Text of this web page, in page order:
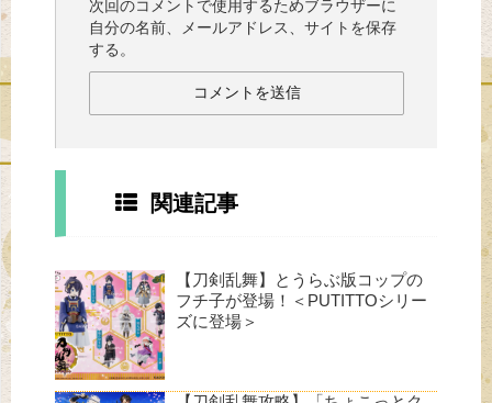
次回のコメントで使用するためブラウザーに
自分の名前、メールアドレス、サイトを保存
する。
関連記事
【刀剣乱舞】とうらぶ版コップの
フチ子が登場！＜PUTITTOシリー
ズに登場＞